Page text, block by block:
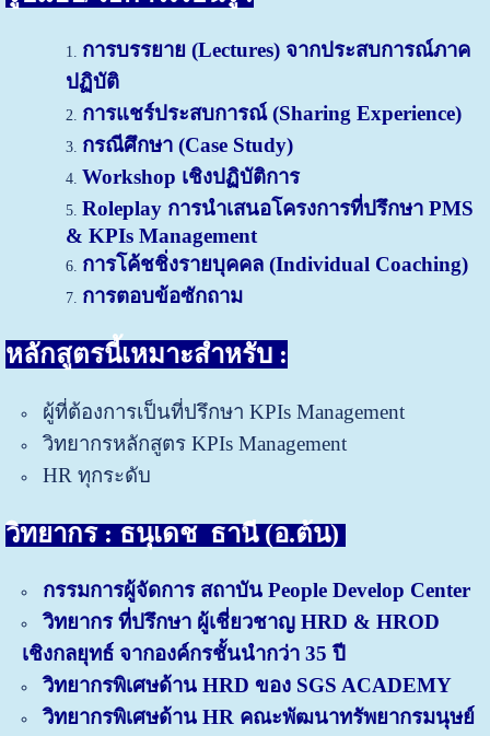
การบรรยาย (Lectures) จากประสบการณ์ภาค
ปฏิบัติ
การแชร์ประสบการณ์ (Sharing Experience)
กรณีศึกษา (Case Study)
Workshop เชิงปฏิบัติการ
Roleplay การนำเสนอโครงการที่ปรึกษา PMS
& KPIs Management
การโค้ชชิ่งรายบุคคล (Individual Coaching)
การตอบข้อซักถาม
หลักสูตรนี้เหมาะสำหรับ :
ผู้ที่ต้องการเป็นที่ปรึกษา KPIs Management
วิทยากรหลักสูตร KPIs Management
HR ทุกระดับ
วิทยากร : ธนุเดช ธานี (อ.ต้น)
กรรมการผู้จัดการ สถาบัน People Develop Center
วิทยากร ที่ปรึกษา ผู้เชี่ยวชาญ HRD & HROD
เชิงกลยุทธ์ จากองค์กรชั้นนำกว่า 35 ปี
วิทยากรพิเศษด้าน HRD ของ SGS ACADEMY
วิทยากรพิเศษด้าน HR คณะพัฒนาทรัพยากรมนุษย์